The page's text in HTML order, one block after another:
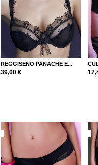
REGGISENO PANACHE E...
39,00 €